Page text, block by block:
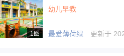
1图
幼儿早教
最爱薄荷绿 更新于